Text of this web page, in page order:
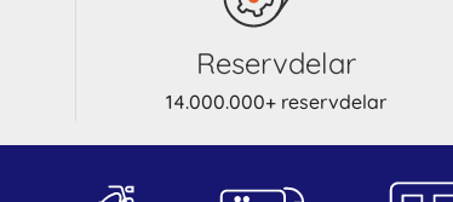
reservdelar
14.000.000+ reservdelar